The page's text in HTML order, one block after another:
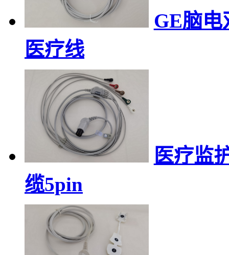
GE脑电
医疗线
医疗监
缆5pin